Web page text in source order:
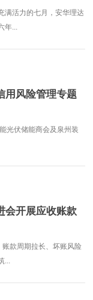
满活力的七月，安华理达
年...
用风险管理专题
光伏储能商会及泉州装
会开展应收账款
账款周期拉长、坏账风险
...